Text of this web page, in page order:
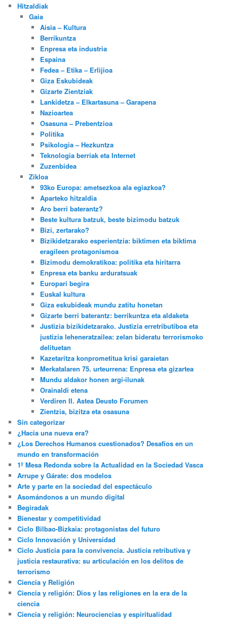
Hitzaldiak
Gaia
Aisia – Kultura
Berrikuntza
Enpresa eta industria
Espaina
Fedea – Etika – Erlijioa
Giza Eskubideak
Gizarte Zientziak
Lankidetza – Elkartasuna – Garapena
Nazioartea
Osasuna – Prebentzioa
Politika
Psikologia – Hezkuntza
Teknologia berriak eta Internet
Zuzenbidea
Zikloa
93ko Europa: ametsezkoa ala egiazkoa?
Aparteko hitzaldia
Aro berri baterantz?
Beste kultura batzuk, beste bizimodu batzuk
Bizi, zertarako?
Bizikidetzarako esperientzia: biktimen eta biktima
eragileen protagonismoa
Bizimodu demokratikoa: politika eta hiritarra
Enpresa eta banku arduratsuak
Europari begira
Euskal kultura
Giza eskubideak mundu zatitu honetan
Gizarte berri baterantz: berrikuntza eta aldaketa
Justizia bizikidetzarako. Justizia erretributiboa eta
justizia leheneratzailea: zelan bideratu terrorismoko
delituetan
Kazetaritza konprometitua krisi garaietan
Merkatalaren 75. urteurrena: Enpresa eta gizartea
Mundu aldakor honen argi-ilunak
Orainaldi etena
Verdiren II. Astea Deusto Forumen
Zientzia, bizitza eta osasuna
Sin categorizar
¿Hacia una nueva era?
¿Los Derechos Humanos cuestionados? Desafíos en un
mundo en transformación
1º Mesa Redonda sobre la Actualidad en la Sociedad Vasca
Arrupe y Gárate: dos modelos
Arte y parte en la sociedad del espectáculo
Asomándonos a un mundo digital
Begiradak
Bienestar y competitividad
Ciclo Bilbao-Bizkaia: protagonistas del futuro
Ciclo Innovación y Universidad
Ciclo Justicia para la convivencia. Justicia retributiva y
justicia restaurativa: su articulación en los delitos de
terrorismo
Ciencia y Religión
Ciencia y religión: Dios y las religiones en la era de la
ciencia
Ciencia y religión: Neurociencias y espiritualidad